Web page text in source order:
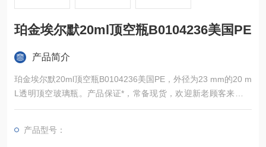
珀金埃尔默20ml顶空瓶B0104236美国PE
产品简介
珀金埃尔默20ml顶空瓶B0104236美国PE，外径为23 mm的20 m
L透明顶空玻璃瓶。产品保证*，常备现货，欢迎新老顾客来电详
询
产品型号：